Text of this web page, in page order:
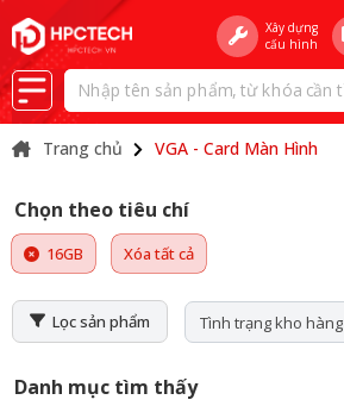
Xây dựng
cấu hình
Trang chủ VGA - Card Màn Hình
Chọn theo tiêu chí
16GB Xóa tất cả
Lọc sản phẩm Tình trạng kho hàng
Danh mục tìm thấy